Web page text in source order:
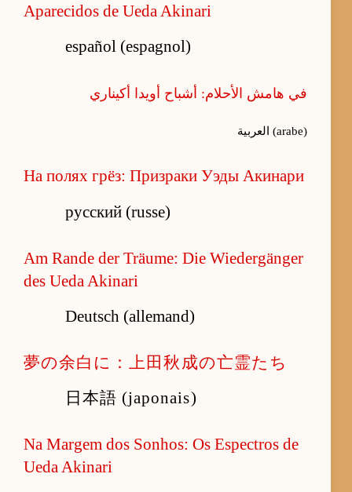
Aparecidos de Ueda Akinari
español (espagnol)
في هامش الأحلام: أشباح أويدا أكيناري
العربية (arabe)
На полях грёз: Призраки Уэды Акинари
русский (russe)
Am Rande der Träume: Die Wiedergänger
des Ueda Akinari
Deutsch (allemand)
夢の余白に：上田秋成の亡霊たち
日本語 (japonais)
Na Margem dos Sonhos: Os Espectros de
Ueda Akinari